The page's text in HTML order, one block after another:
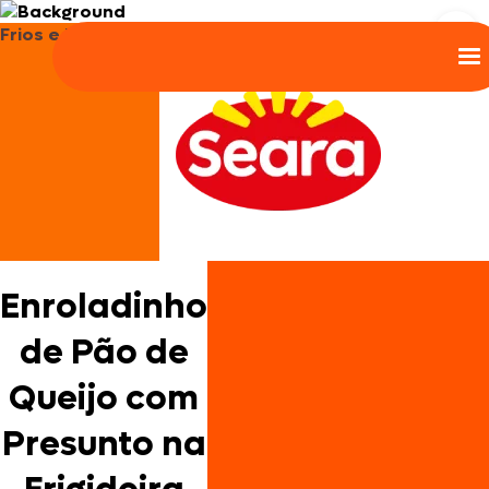
Frios e Embutidos
Enroladinho
de Pão de
Queijo com
Presunto na